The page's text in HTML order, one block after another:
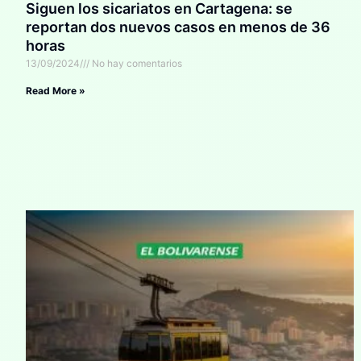
Siguen los sicariatos en Cartagena: se
reportan dos nuevos casos en menos de 36
horas
13/09/2024 No hay comentarios
Read More »